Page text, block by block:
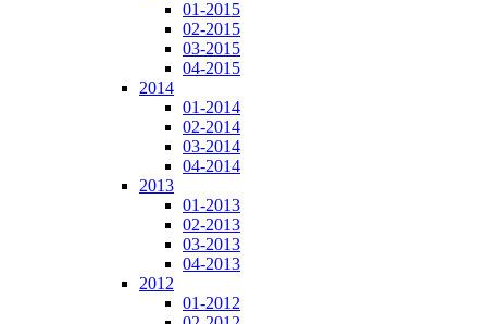
01-2015
02-2015
03-2015
04-2015
2014
01-2014
02-2014
03-2014
04-2014
2013
01-2013
02-2013
03-2013
04-2013
2012
01-2012